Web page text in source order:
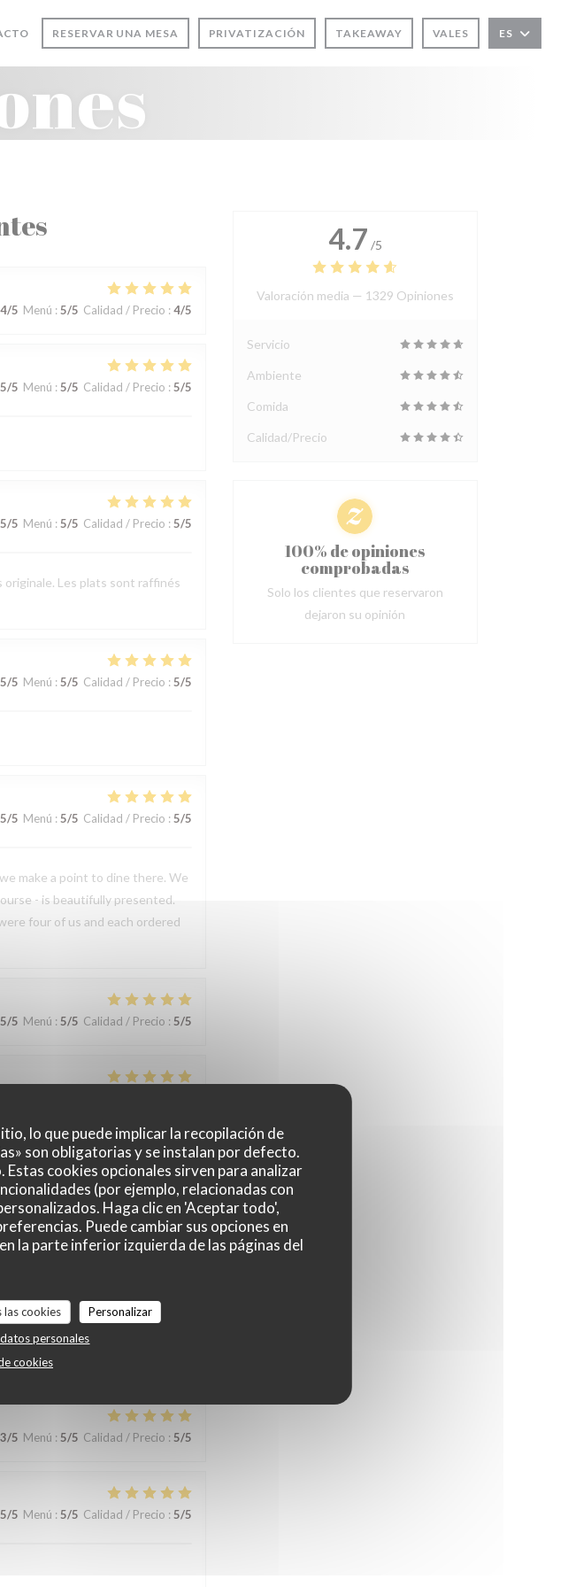
lo que puede implicar la recopilación de
son obligatorias y se instalan por defecto.
cookies opcionales sirven para analizar
(por ejemplo, relacionadas con
Haga clic en 'Aceptar todo',
Puede cambiar sus opciones en
la parte inferior izquierda de las páginas del
las cookies
Personalizar
personales
cookies
RESERVAR UNA MESA PRIVATIZACIÓN TAKEAWAY VALES ES
4/5 Menú : 5/5 Calidad / Precio : 4/5
5/5 Menú : 5/5 Calidad / Precio : 5/5
5/5 Menú : 5/5 Calidad / Precio : 5/5
Les plats sont raffinés
5/5 Menú : 5/5 Calidad / Precio : 5/5
5/5 Menú : 5/5 Calidad / Precio : 5/5
make a point to dine there. We
- is beautifully presented.
four of us and each ordered
5/5 Menú : 5/5 Calidad / Precio : 5/5
le monde était ravi. C'est la
et chaleureux, on est
à l’Isle de St. Louis de
3/5 Menú : 5/5 Calidad / Precio : 5/5
5/5 Menú : 5/5 Calidad / Precio : 5/5
4.7 /5
Valoración media — 1329 Opiniones
Servicio
Ambiente
Comida
Calidad/Precio
100% de opiniones
comprobadas
Solo los clientes que reservaron
dejaron su opinión